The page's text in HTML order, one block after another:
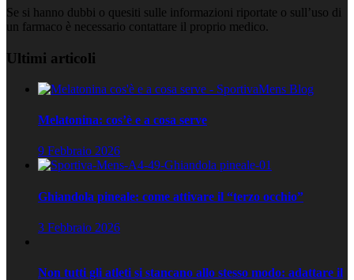
Se si hanno dubbi o quesiti sulle informazioni riportate o sull’uso di
un farmaco è necessario contattare il proprio medico.
Ultimi articoli
Melatonina: cos’è e a cosa serve
9 Febbraio 2026
Ghiandola pineale: come attivare il “terzo occhio”
3 Febbraio 2026
Non tutti gli atleti si stancano allo stesso modo: adattare il